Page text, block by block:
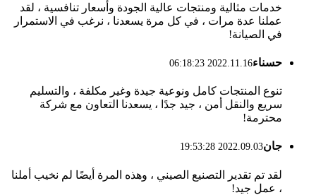
خدمات مثالية ومنتجات عالية الجودة وأسعار تنافسية ، لقد
عملنا عدة مرات ، في كل مرة يسعدنا ، نرغب في الاستمرار
في الصيانة!
حسناء2022.11.16 06:18:23
تنوع المنتجات كامل ونوعية جيدة وغير مكلفة ، والتسليم
سريع والنقل أمن ، جيد جدًا ، يسعدنا التعاون مع شركة
محترمة!
جان2022.09.03 19:53:28
لقد تم تقدير التصنيع الصيني ، وهذه المرة أيضًا لم نخيب أملنا
، عمل جيد!